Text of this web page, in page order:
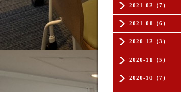
2021-02（7）
2021-01（6）
2020-12（3）
2020-11（5）
2020-10（7）